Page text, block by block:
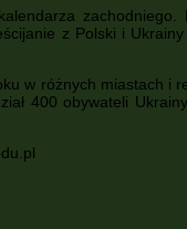
z Polski i
w różnych miastach i
400 obywateli